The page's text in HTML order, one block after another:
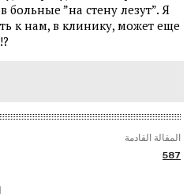
”на стену лезут”. Я
к нам, в клинику, может еще
المقالة القادمة
587